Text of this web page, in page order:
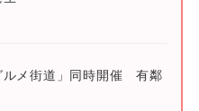
メ街道」同時開催 有鄰